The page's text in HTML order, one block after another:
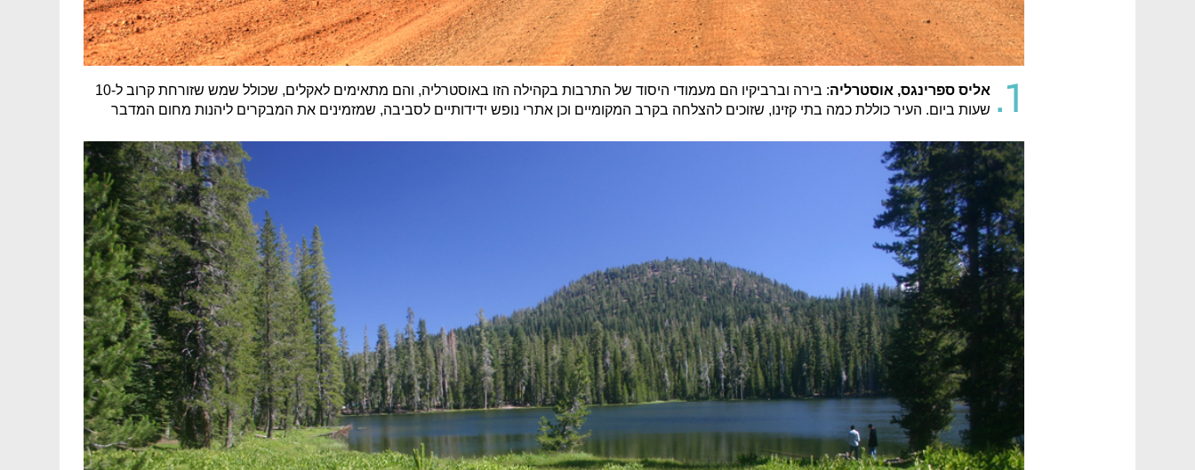
1. אליס ספרינגס, אוסטרליה
: בירה וברביקיו הם מעמודי היסוד של התרבות בקהילה הזו באוסטרליה, והם מתאימים לאקלים, שכולל שמש שזורחת קרוב ל-10
שעות ביום. העיר כוללת כמה בתי קזינו, שזוכים להצלחה בקרב המקומיים וכן אתרי נופש ידידותיים לסביבה, שמזמינים את המבקרים ליהנות מחום המדבר